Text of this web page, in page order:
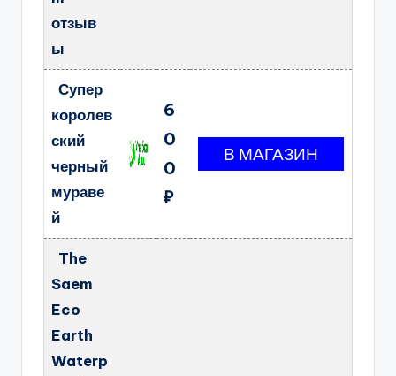
отзыв
ы
Супер
королев
ский
черный
мураве
й
6
0
0
₽
The
Saem
Eco
Earth
Waterp